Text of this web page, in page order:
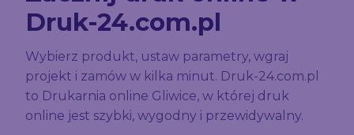
Druk-24.com.pl
Wybierz produkt, ustaw parametry, wgraj
projekt i zamów w kilka minut. Druk-24.com.pl
to Drukarnia online Gliwice, w której druk
online jest szybki, wygodny i przewidywalny.